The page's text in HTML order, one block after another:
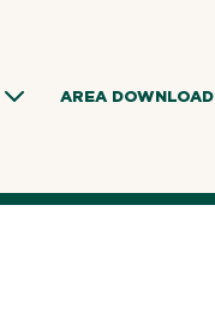
AREA DOWNLOAD